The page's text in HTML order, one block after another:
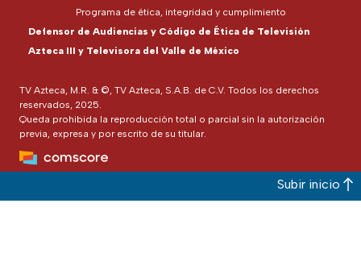
TV Azteca, M.R. & ©, TV Azteca, S.A.B. de C.V. Todos los derechos
reservados, 2025.
Queda prohibida la reproducción total o parcial sin la autorización
previa, expresa y por escrito de su titular.
Programa de ética, integridad y cumplimiento
Defensor de Audiencias y Código de Ética de Televisión
Azteca III y Televisora del Valle de México
Subir inicio